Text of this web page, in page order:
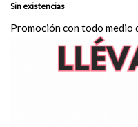
Sin existencias
Promoción con todo medio